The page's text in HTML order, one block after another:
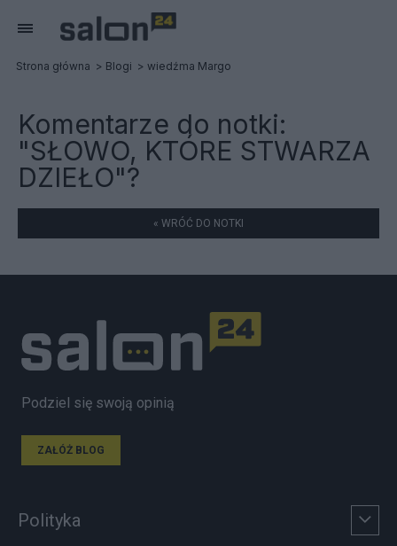
Strona główna Blogi wiedźma Margo
Komentarze do notki:
"SŁOWO, KTÓRE STWARZA
DZIEŁO"?
« WRÓĆ DO NOTKI
Podziel się swoją opinią
ZAŁÓŻ BLOG
Polityka